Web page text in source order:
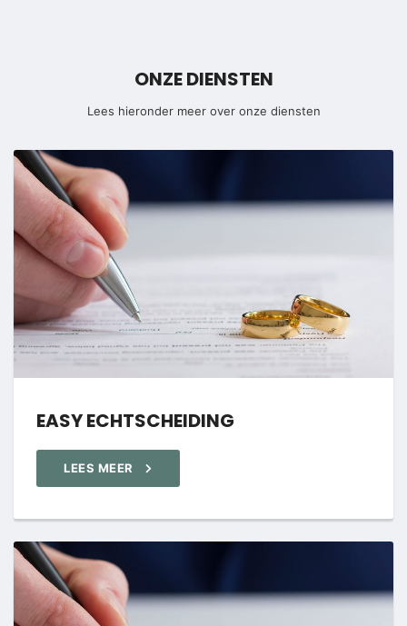
ONZE DIENSTEN
Lees hieronder meer over onze diensten
EASY ECHTSCHEIDING
LEES MEER